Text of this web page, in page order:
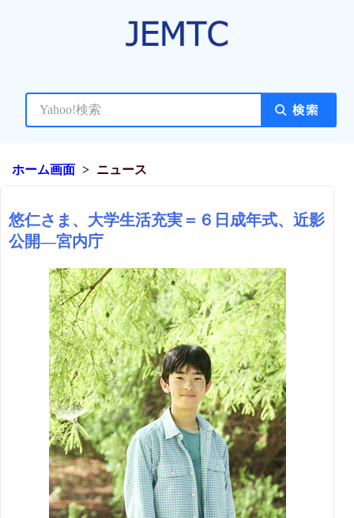
ホーム画面 ニュース
悠仁さま、大学生活充実＝６日成年式、近影
公開―宮内庁